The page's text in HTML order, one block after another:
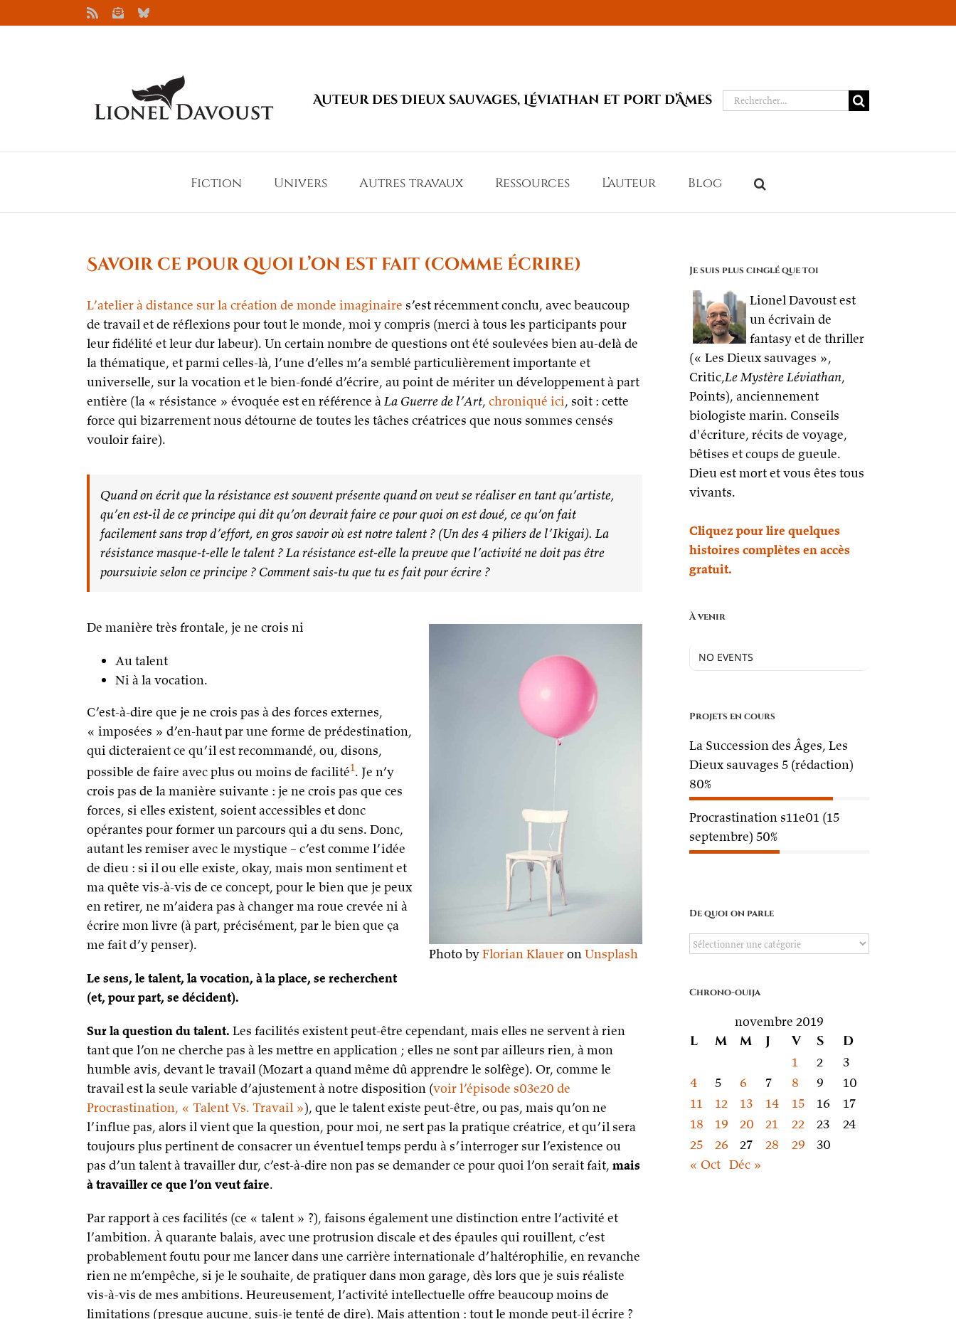
au
Rss Newsletter
Bluesky
Auteur des Dieux sauvages, Léviathan et Port d’Âmes Rechercher:
Fiction Univers Autres travaux Ressources L’auteur Blog
Savoir ce pour quoi l’on est fait (comme écrire)
L’atelier à distance sur la création de monde imaginaire s’est récemment conclu, avec beaucoup
de travail et de réflexions pour tout le monde, moi y compris (merci à tous les participants pour
leur fidélité et leur dur labeur). Un certain nombre de questions ont été soulevées bien au-delà de
la thématique, et parmi celles-là, l’une d’elles m’a semblé particulièrement importante et
universelle, sur la vocation et le bien-fondé d’écrire, au point de mériter un développement à part
entière (la « résistance » évoquée est en référence àLa Guerre de l’Art, chroniqué ici, soit : cette
force qui bizarrement nous détourne de toutes les tâches créatrices que nous sommes censés
vouloir faire).
Quand on écrit que la résistance est souvent présente quand on veut se réaliser en tant qu’artiste,
qu’en est-il de ce principe qui dit qu’on devrait faire ce pour quoi on est doué, ce qu’on fait
facilement sans trop d’effort, en gros savoir où est notre talent ? (Un des 4 piliers de l’Ikigai). La
résistance masque-t-elle le talent ? La résistance est-elle la preuve que l’activité ne doit pas être
poursuivie selon ce principe ? Comment sais-tu que tu es fait pour écrire ?
Photo byFlorian KlaueronUnsplash
De manière très frontale, je ne crois ni
Au talent
Ni à la vocation.
C’est-à-dire que je ne crois pas à des forces externes,
« imposées » d’en-haut par une forme de prédestination,
qui dicteraient ce qu’il est recommandé, ou, disons,
possible de faire avec plus ou moins de facilité1. Je n’y
crois pas de la manière suivante : je ne crois pas que ces
forces, si elles existent, soient accessibles et donc
opérantes pour former un parcours qui a du sens. Donc,
autant les remiser avec le mystique – c’est comme l’idée
de dieu : si il ou elle existe, okay, mais mon sentiment et
ma quête vis-à-vis de ce concept, pour le bien que je peux
en retirer, ne m’aidera pas à changer ma roue crevée ni à
écrire mon livre (à part, précisément, par le bien que ça
me fait d’y penser).
Le sens, le talent, la vocation, à la place, se recherchent
(et, pour part, se décident).
Sur la question du talent. Les facilités existent peut-être cependant, mais elles ne servent à rien
tant que l’on ne cherche pas à les mettre en application ; elles ne sont par ailleurs rien, à mon
humble avis, devant le travail (Mozart a quand même dû apprendre le solfège). Or, comme le
travail est la seule variable d’ajustement à notre disposition (voir l’épisode s03e20 de
Procrastination, « Talent Vs. Travail »), que le talent existe peut-être, ou pas, mais qu’on ne
l’influe pas, alors il vient que la question, pour moi, ne sert pas la pratique créatrice, et qu’il sera
toujours plus pertinent de consacrer un éventuel temps perdu à s’interroger sur l’existence ou
pas d’un talent à travailler dur, c’est-à-dire non pas se demander ce pour quoi l’on serait fait, mais
à travailler ce que l’on veut faire.
Par rapport à ces facilités (ce « talent » ?), faisons également une distinction entre l’activité et
l’ambition. À quarante balais, avec une protrusion discale et des épaules qui rouillent, c’est
probablement foutu pour me lancer dans une carrière internationale d’haltérophilie, en revanche
rien ne m’empêche, si je le souhaite, de pratiquer dans mon garage, dès lors que je suis réaliste
vis-à-vis de mes ambitions. Heureusement, l’activité intellectuelle offre beaucoup moins de
limitations (presque aucune, suis-je tenté de dire). Mais attention : tout le monde peut-il écrire ?
Je suis plus cinglé que toi
Lionel Davoust est
un écrivain de
fantasy et de thriller
(« Les Dieux sauvages »,
Critic,Le Mystère Léviathan,
Points), anciennement
biologiste marin. Conseils
d'écriture, récits de voyage,
bêtises et coups de gueule.
Dieu est mort et vous êtes tous
vivants.
Cliquez pour lire quelques
histoires complètes en accès
gratuit.
À venir
NO EVENTS
Projets en cours
La Succession des Âges, Les
Dieux sauvages 5 (rédaction)
80%
Procrastination s11e01 (15
septembre) 50%
De quoi on parle
De
parle
Chrono-ouija
novembre 2019
L M M J V S D
1 2
3
4
5 6 7 8 9
10
11
12 13 14 15 16
17
18
19 20 21 22 23
24
25
26 27 28 29
30
« Oct Déc »